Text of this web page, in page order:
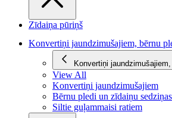
Zīdaiņa pūriņš
Konvertiņi jaundzimušajiem, bērnu
Konvertiņi
View All
Konvertiņi jaundzimušajiem
Bērnu pledi un zīdaiņu sedziņas
Siltie guļammaisi ratiem